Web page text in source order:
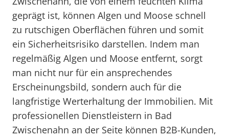
geprägt ist, können Algen und Moose schnell
zu rutschigen Oberflächen führen und somit
ein Sicherheitsrisiko darstellen. Indem man
regelmäßig Algen und Moose entfernt, sorgt
man nicht nur für ein ansprechendes
Erscheinungsbild, sondern auch für die
langfristige Werterhaltung der Immobilien. Mit
professionellen Dienstleistern in Bad
Zwischenahn an der Seite können B2B-Kunden,